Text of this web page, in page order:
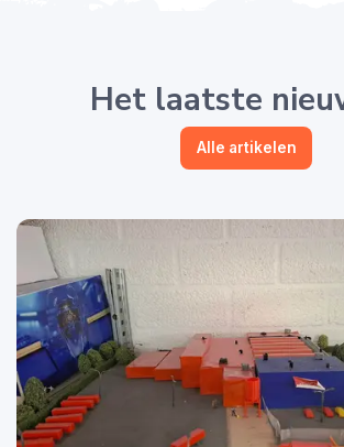
Het laatste
Alle artikelen